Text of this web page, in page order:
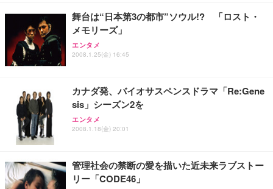
ト 幅52×奥行58.5×高さ84～96cm テレワーク 在宅
勤務 ブラック
￥4,139
像低減 (3年保証 | 輝点保証 | 日本メーカー)
￥34,980
￥3,731
舞台は“日本第3の都市”ソウル!? 「ロスト・
メモリーズ」
エンタメ
2008.1.25(金) 16:45
カナダ発、バイオサスペンスドラマ「Re:Gene
sis」シーズン2を
エンタメ
2008.1.18(金) 20:01
管理社会の禁断の愛を描いた近未来ラブストー
リー「CODE46」